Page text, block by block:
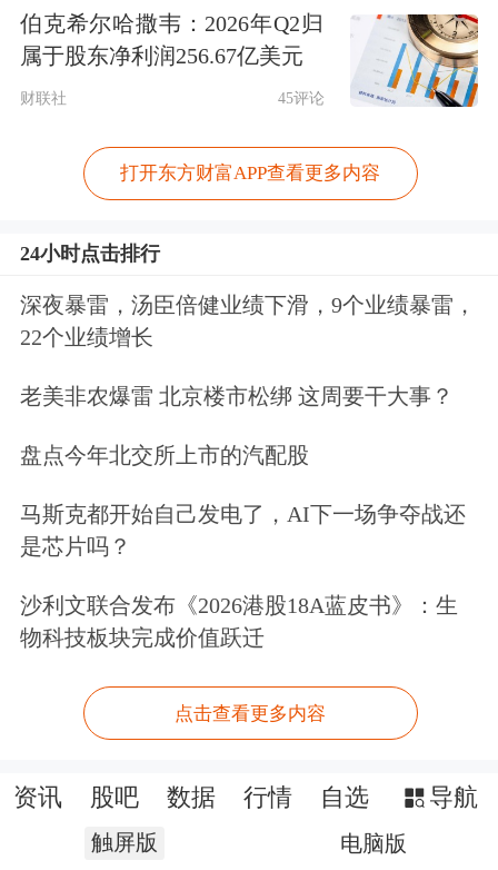
伯克希尔哈撒韦：2026年Q2归
属于股东净利润256.67亿美元
财联社 45评论
打开东方财富APP查看更多内容
24小时点击排行
深夜暴雷，汤臣倍健业绩下滑，9个业绩暴雷，
22个业绩增长
老美非农爆雷 北京楼市松绑 这周要干大事？
盘点今年北交所上市的汽配股
马斯克都开始自己发电了，AI下一场争夺战还
是芯片吗？
沙利文联合发布《2026港股18A蓝皮书》：生
物科技板块完成价值跃迁
点击查看更多内容
资讯 股吧 数据 行情 自选 导航
触屏版 电脑版